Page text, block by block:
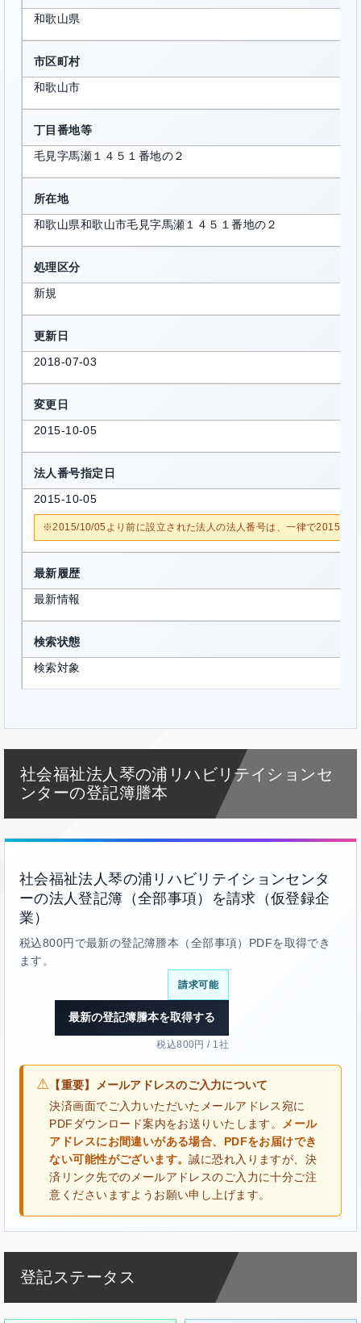
和歌山県
市区町村
和歌山市
丁目番地等
毛見字馬瀬１４５１番地の２
所在地
和歌山県和歌山市毛見字馬瀬１４５１番地の２
処理区分
新規
更新日
2018-07-03
変更日
2015-10-05
法人番号指定日
2015-10-05
※2015/10/05より前に設立された法人の法人番号は、一律で2015/10/
最新履歴
最新情報
検索状態
検索対象
社会福祉法人琴の浦リハビリテイションセ
ンターの登記簿謄本
社会福祉法人琴の浦リハビリテイションセンタ
ーの法人登記簿（全部事項）を請求（仮登録企
業）
税込800円で最新の登記簿謄本（全部事項）PDFを取得でき
ます。
請求可能
最新の登記簿謄本を取得する
税込800円 / 1社
⚠ 【重要】メールアドレスのご入力について
決済画面でご入力いただいたメールアドレス宛に
PDFダウンロード案内をお送りいたします。
メール
アドレスにお間違いがある場合、PDFをお届けでき
ない可能性がございます。誠に恐れ入りますが、決
済リンク先でのメールアドレスのご入力に十分ご注
意くださいますようお願い申し上げます。
登記ステータス